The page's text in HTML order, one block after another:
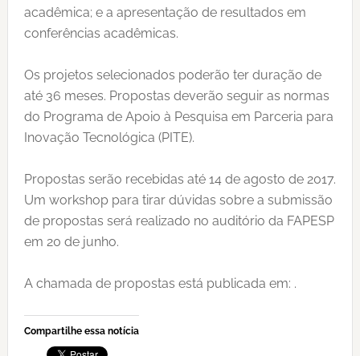
acadêmica; e a apresentação de resultados em
conferências acadêmicas.
Os projetos selecionados poderão ter duração de
até 36 meses. Propostas deverão seguir as normas
do Programa de Apoio à Pesquisa em Parceria para
Inovação Tecnológica (PITE).
Propostas serão recebidas até 14 de agosto de 2017.
Um workshop para tirar dúvidas sobre a submissão
de propostas será realizado no auditório da FAPESP
em 20 de junho.
A chamada de propostas está publicada em: .
Compartilhe essa notícia